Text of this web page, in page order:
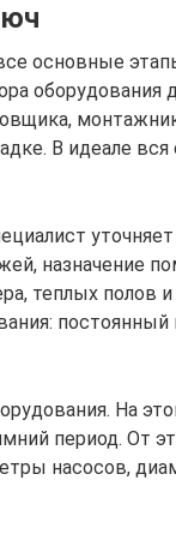
основные
оборудования
В идеале вся
назначение
теплых полов и
постоянный
На
период. От
насосов,